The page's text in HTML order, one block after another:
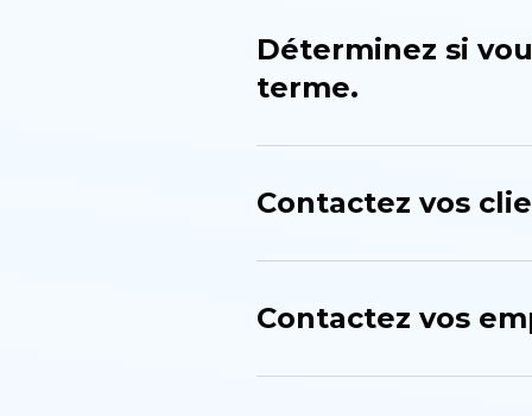
Déterminez si
terme.
Contactez vos
Contactez vos